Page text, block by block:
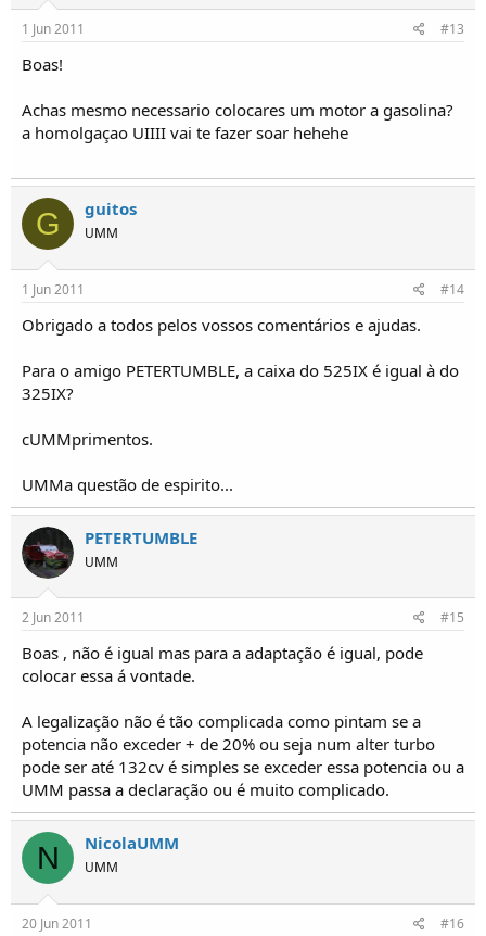
1 Jun 2011 #13
Boas!
Achas mesmo necessario colocares um motor a gasolina?
a homolgaçao UIIII vai te fazer soar hehehe
G guitos
UMM
1 Jun 2011 #14
Obrigado a todos pelos vossos comentários e ajudas.
Para o amigo PETERTUMBLE, a caixa do 525IX é igual à do
325IX?
cUMMprimentos.
UMMa questão de espirito...
PETERTUMBLE
UMM
2 Jun 2011 #15
Boas , não é igual mas para a adaptação é igual, pode
colocar essa á vontade.
A legalização não é tão complicada como pintam se a
potencia não exceder + de 20% ou seja num alter turbo
pode ser até 132cv é simples se exceder essa potencia ou a
UMM passa a declaração ou é muito complicado.
N NicolaUMM
UMM
20 Jun 2011 #16